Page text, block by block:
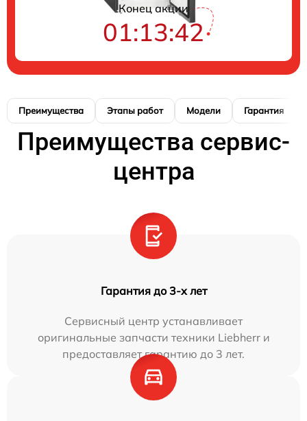
Конец акции
01:13:41
Преимущества Этапы работ Модели Гарантия
Преимущества сервис-
центра
Гарантия до 3-х лет
Сервисный центр устанавливает
оригинальные запчасти техники Liebherr и
предоставляет гарантию до 3 лет.